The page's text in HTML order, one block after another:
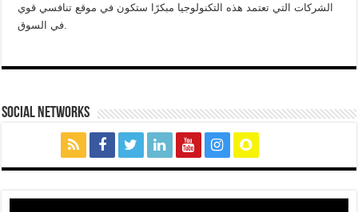
الشركات التي تعتمد هذه التكنولوجيا مبكرًا ستكون في موقع تنافسي قوي
social networks